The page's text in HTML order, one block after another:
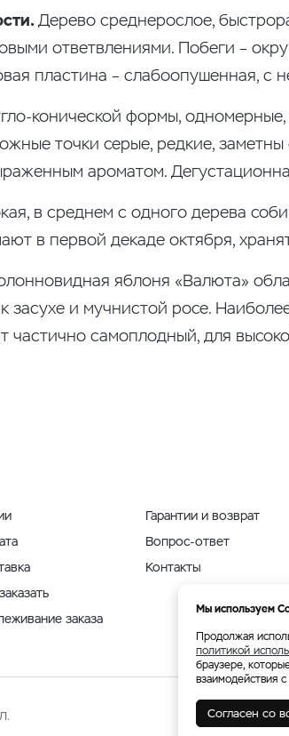
Дерево среднерослое,
ответвлениями. Побеги –
пластина – слабоопушенная, с
конической формы,
точки серые, редкие, заметны
ароматом.
в среднем с одного дерева
в первой декаде октября,
яблоня «Валюта»
засухе и мучнистой росе.
частично самоплодный, для
заказа
Гарантии и возврат
Вопрос-ответ
Контакты
Мы
Мы используем
Продолжая
политикой
браузере,
взаимодействия
Согласен со